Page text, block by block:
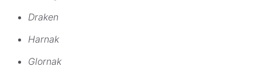
Draken
Harnak
Glornak